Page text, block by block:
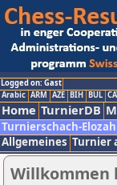
Logged on: Gast
Arabic ARM AZE BIH BUL
Home TurnierDB
Turnierschach-
Allgemeines Turnier
Willkommen